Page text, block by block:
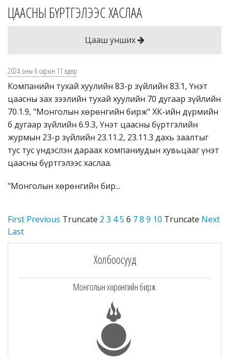
ЦААСНЫ БҮРТГЭЛЭЭС ХАСЛАА
Цааш унших
2024 оны 6 сарын 11 өдөр
Компанийн тухай хуулийн 83-р зүйлийн 83.1, Үнэт
цаасны зах зээлийн тухай хуулийн 70 дугаар зүйлийн
70.1.9, "Монголын хөрөнгийн бирж" ХК-ийн дүрмийн
6 дугаар зүйлийн 6.9.3, Үнэт цаасны бүртгэлийн
журмын 23-р зүйлийн 23.11.2, 23.11.3 дахь заалтыг
тус тус үндэслэн дараах компаниудын хувьцааг үнэт
цаасны бүртгэлээс хаслаа.
"Монголын хөрөнгийн бир...
First Previous Truncate 2 3 45 6 78 9 10 Truncate Next
Last
Холбоосууд
Монголын хөрөнгийн бирж